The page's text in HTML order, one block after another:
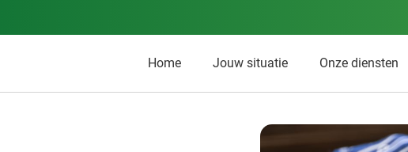
Home Jouw situatie Onze diensten